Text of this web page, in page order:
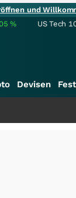
und
% US Tech
Devisen